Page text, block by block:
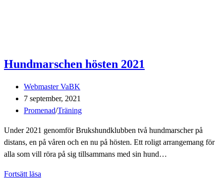
Hundmarschen hösten 2021
Inläggsförfattare:
Webmaster VaBK
Inlägget
publicerat:
7 september, 2021
Inläggskategori:
Promenad/Träning
Under 2021 genomför Brukshundklubben två hundmarscher på
distans, en på våren och en nu på hösten. Ett roligt arrangemang för
alla som vill röra på sig tillsammans med sin hund…
Fortsätt läsa